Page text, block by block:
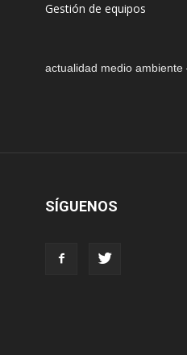
Gestión de equipos
actualidad medio
SÍGUENOS